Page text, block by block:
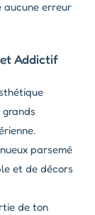
aucune erreur
et Addictif
parsemé
et de décors
de ton